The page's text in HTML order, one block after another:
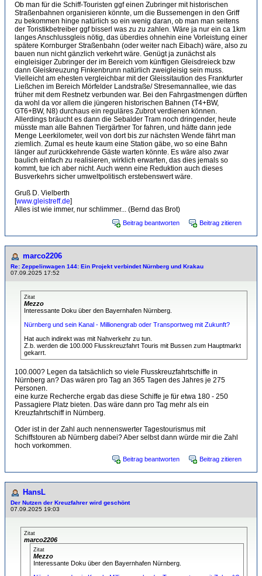
Ob man für die Schiff-Touristen ggf einen Zubringer mit historischen
Straßenbahnen organisieren könnte, um die Bussemengen in den Griff
zu bekommen hinge natürlich so ein wenig daran, ob man man seitens
der Toristikbetreiber ggf bisserl was zu zu zahlen. Wäre ja nur ein ca 1km
langes Anschlussgleis nötig, das überdies ohnehin eine Vorleistung einer
spätere Kornburger Straßenbahn (oder weiter nach Eibach) wäre, also zu
bauen nun nicht gänzlich verkehrt wäre. Genügt ja zunächst als
eingleisiger Zubringer der im Bereich vom künftigen Gleisdreieck bzw
dann Gleiskreuzung Finkenbrunn natürlich zweigleisig sein muss.
Vielleicht am ehesten vergleichbar mit der Gleissitaution des Frankfurter
Ließchen im Bereich Mörfelder Landstraße/ Stresemannallee, wie das
früher mit dem Restnetz verbunden war. Bei den Fahrgastmengen dürften
da wohl da vor allem die jüngeren historischen Bahnen (T4+BW,
GT6+BW, N8) durchaus ein reguläres Zubrot verdienen können.
Allerdings bräucht es dann die Sebalder Tram noch dringender, heute
müsste man alle Bahnen Tiergärtner Tor fahren, und hätte dann jede
Menge Leerkilometer, weil von dort bis zur nächsten Wende fährt man
ziemlich. Zumal es heute kaum eine Station gäbe, wo so eine Bahn
länger auf zurückkehrende Gäste warten könnte. Es wäre also zwar
baulich einfach zu realisieren, wirklich erwarten, das dies jemals so
kommt, tue ich aber nicht. Auch wenn eine Reduktion auch dieses
Busverkehrs sicher umweltpolitisch erstebenswert wäre.
Gruß D. Vielberth
[www.gleistreff.de]
Alles ist wie immer, nur schlimmer... (Bernd das Brot)
Beitrag beantworten Beitrag zitieren
marco2206
Re: Zeppelinwagen 144: Ein Projekt verbindet Nürnberg und Krakau
07.09.2025 17:52
Zitat
Mezzo
Interessante Doku über den Bayernhafen Nürnberg.
Nürnberg und sein Kanal - Millionengrab oder Transportweg mit Zukunft?
Hat auch indirekt was mit Nahverkehr zu tun.
Z.b. werden die 100.000 Flusskreuzfahrt Touris mit Bussen zum Hauptmarkt
gekarrt.
100.000? Legen da tatsächlich so viele Flusskreuzfahrtschiffe in
Nürnberg an? Das wären pro Tag an 365 Tagen des Jahres je 275
Personen.
eine kurze Recherche ergab das diese Schiffe je für etwa 180 - 250
Passagiere Platz bieten. Das wäre dann pro Tag mehr als ein
Kreuzfahrtschiff in Nürnberg.
Oder ist in der Zahl auch nennenswerter Tagestourismus mit
Schiffstouren ab Nürnberg dabei? Aber selbst dann würde mir die Zahl
hoch vorkommen.
Beitrag beantworten Beitrag zitieren
HansL
Der Nutzen der Kreuzfahrer wird geschönt
07.09.2025 19:03
Zitat
marco2206
Zitat
Mezzo
Interessante Doku über den Bayernhafen Nürnberg.